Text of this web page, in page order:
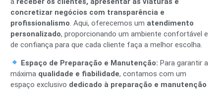
concretizar negócios com transparência e
profissionalismo. Aqui, oferecemos um atendimento
personalizado, proporcionando um ambiente confortável e
de confiança para que cada cliente faça a melhor escolha.
Espaço de Preparação e Manutenção: Para garantir a
máxima qualidade e fiabilidade, contamos com um
espaço exclusivo dedicado à preparação e manutenção